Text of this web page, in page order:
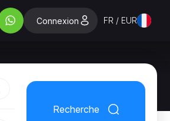
Connexion FR / EUR
Recherche